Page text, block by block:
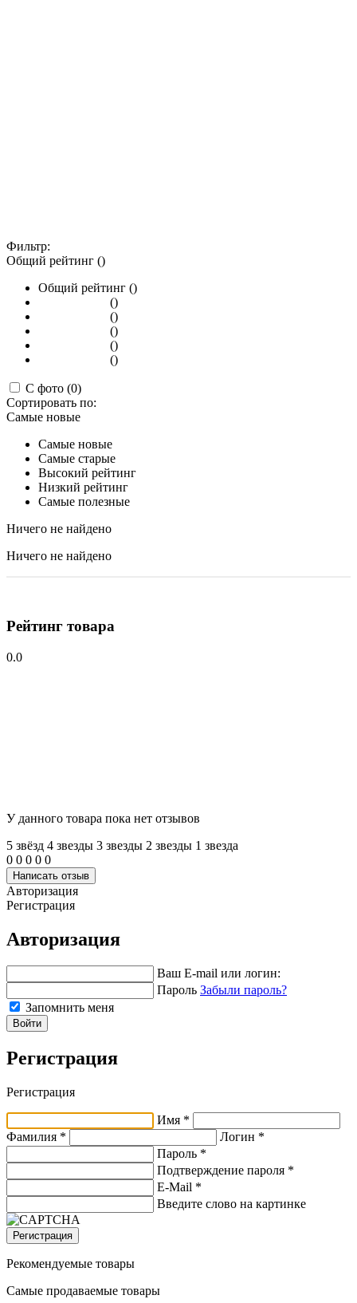
Фильтр:
Общий рейтинг ()
Общий рейтинг ()
()
()
()
()
()
С фото (0)
Сортировать по:
Самые новые
Самые новые
Самые старые
Высокий рейтинг
Низкий рейтинг
Самые полезные
Ничего не найдено
Ничего не найдено
Рейтинг товара
0.0
У данного товара пока нет отзывов
5 звёзд 4 звeзды 3 звeзды 2 звeзды 1 звeзда
0 0 0 0 0
Написать отзыв
Авторизация
Регистрация
Авторизация
Ваш E-mail или логин:
Пароль Забыли пароль?
Запомнить меня
Войти
Регистрация
Регистрация
Имя *
Фамилия *
Логин *
Пароль *
Подтверждение пароля *
E-Mail *
Введите слово на картинке
Регистрация
Рекомендуемые товары
Самые продаваемые товары